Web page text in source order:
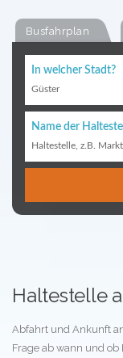
Busfahrplan
In welcher Stadt?
Güster
Name der
Haltestelle, z.B.
Haltestelle
Abfahrt und Ankunft
Frage ab wann und